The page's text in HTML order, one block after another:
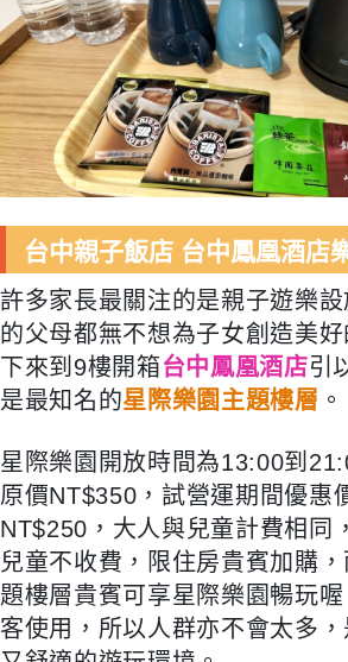
台中親子飯店 台中鳳凰酒店
許多家長最關注的是親子遊樂
的父母都無不想為子女創造美
下來到9樓開箱台中鳳凰酒店引
是最知名的星際樂園主題樓層 。
星際樂園開放時間為13:00到
原價NT$350，試營運期間優惠
NT$250，大人與兒童計費相同
兒童不收費，限住房貴賓加購
題樓層貴賓可享星際樂園暢玩
客使用，所以人群亦不會太多